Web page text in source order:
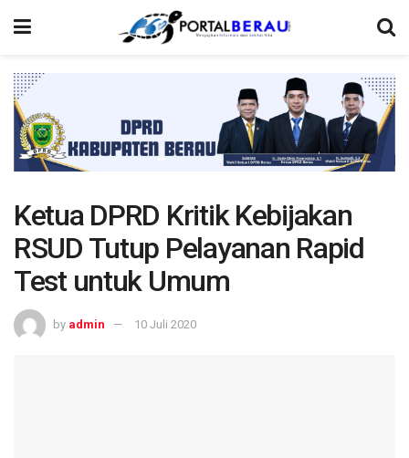
Ketua DPRD Kritik Kebijakan
RSUD Tutup Pelayanan Rapid
Test untuk Umum
by admin 10 Juli 2020